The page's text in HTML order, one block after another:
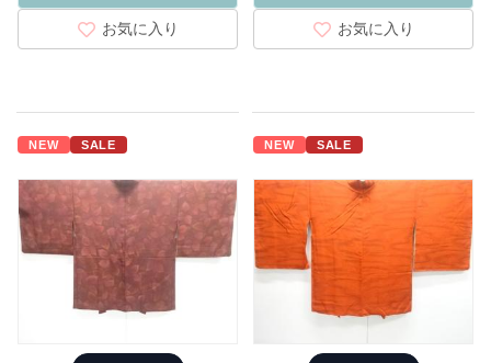
お気に入り お気に入り
NEW SALE NEW SALE